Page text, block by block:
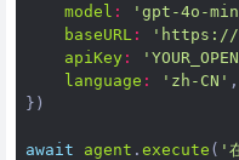
model : 'gpt-4o-
baseURL : 'https://
apiKey :
language : 'zh-CN' ,
})
await agent . execute ( '